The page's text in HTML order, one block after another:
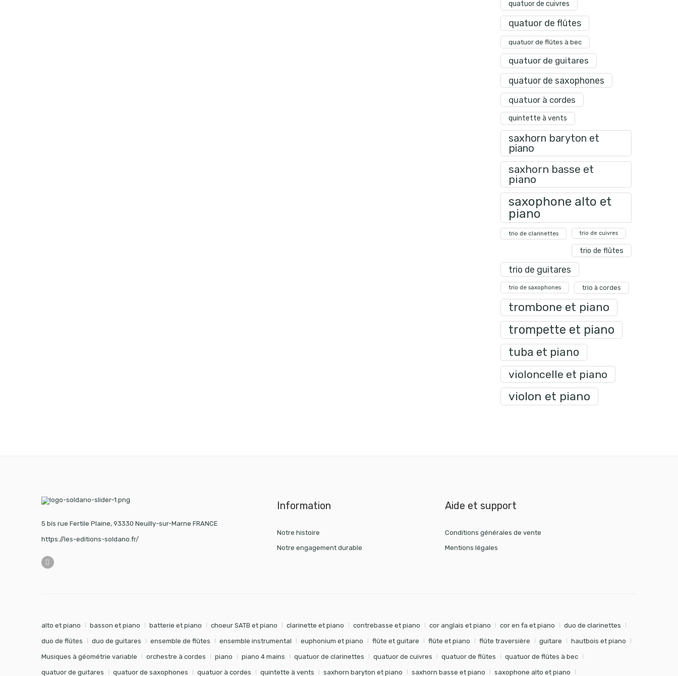
quatuor de cuivres
quatuor de flûtes
quatuor de flûtes à bec
quatuor de guitares
quatuor de saxophones
quatuor à cordes
quintette à vents
saxhorn baryton et
piano
saxhorn basse et
piano
saxophone alto et
piano
trio de clarinettes trio de cuivres
trio de flûtes
trio de guitares
trio de saxophones trio à cordes
trombone et piano
trompette et piano
tuba et piano
violoncelle et piano
violon et piano
5 bis rue Fertile Plaine, 93330 Neuilly-sur-Marne FRANCE
https://les-editions-soldano.fr/
Information
Notre histoire
Notre engagement durable
Aide et support
Conditions générales de vente
Mentions légales
alto et piano basson et piano batterie et piano choeur SATB et piano clarinette et piano contrebasse et piano cor anglais et piano cor en fa et piano duo de clarinettes
duo de flûtes duo de guitares ensemble de flûtes ensemble instrumental euphonium et piano flûte et guitare flûte et piano flûte traversière guitare hautbois et piano
Musiques à géométrie variable orchestre à cordes piano piano 4 mains quatuor de clarinettes quatuor de cuivres quatuor de flûtes quatuor de flûtes à bec
quatuor de guitares quatuor de saxophones quatuor à cordes quintette à vents saxhorn baryton et piano saxhorn basse et piano saxophone alto et piano